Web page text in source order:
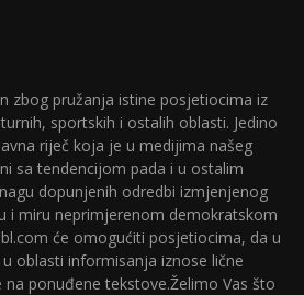
zbog pružanja istine posjetiocima iz
sportskih i ostalih oblasti. Jedino
riječ koja je u medijima našeg
sa tendencijom pada i u ostalim
dopunjenih odredbi izmjenjenog
i miru neprimjerenom demokratskom
će omogućiti posjetiocima, da u
oblasti informisanja iznose lične
ponuđene tekstove.Želimo Vas što